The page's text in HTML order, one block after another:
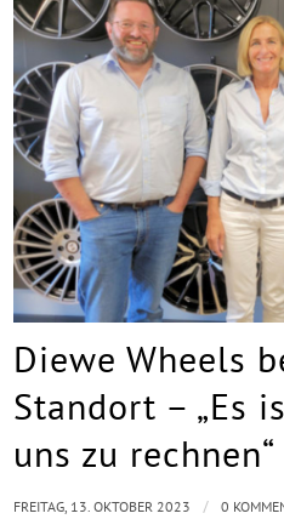
Diewe Wheels
Standort – „Es
uns zu rechnen“
FREITAG, 13. OKTOBER 2023 / 0